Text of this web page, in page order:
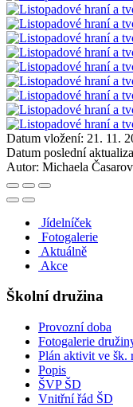
Datum vložení: 21. 11.
Datum poslední
Autor: Michaela
Jídelníček
Fotogalerie
Aktuálně
Akce
Školní družina
Provozní doba
Fotogalerie
Plán aktivit ve šk.
Popis
ŠVP ŠD
Vnitřní řád ŠD